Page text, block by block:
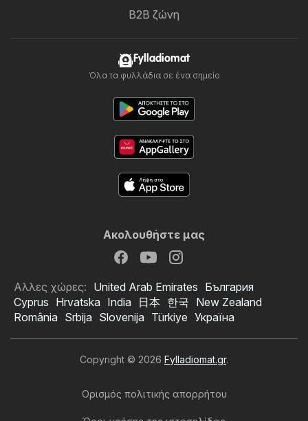
B2B ζώνη
Fylladiomat
Όλα τα φυλλάδια σε ένα σημείο
Ακολουθήστε μας
Αλλες χώρες: United Arab Emirates България
Cyprus Hrvatska India 日本 한국 New Zealand
România Srbija Slovenija Türkiye Україна
Copyright © 2026 Fylladiomat.gr.
Ορισμός πολιτικής απορρήτου